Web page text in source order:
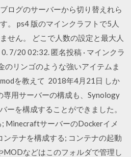
ログのサーバーから切り替えれら
。 ps4 版のマインクラフトで5人
せん。 どこで人数の設定と最大人
7/20 02:32. 匿名投稿 · マインクラ
のリンゴのような強いアイテムま
を教えて 2018年4月21日 しか
用サーバーの構成も、Synology
ーを構成することができました。
MinecraftサーバーのDockerイメ
テナを構成する; コンテナの起動
などはこのフォルダで管理し